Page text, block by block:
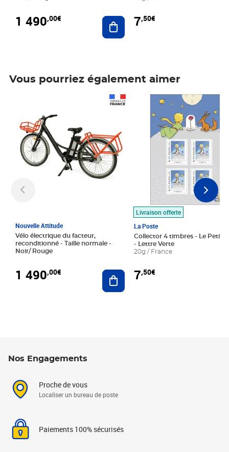
1 490,00€ Ajouter au panier
7,50€
Vous pourriez également aimer
Nouvelle Attitude
Vélo électrique du facteur,
reconditionné - Taille normale -
Noir/ Rouge
1 490,00€ Ajouter au panier
Livraison offerte
La Poste
Collector 4 timbres - Le Petit
- Lettre Verte
20g / France
7,50€
Prix 7,50€
Nos Engagements
Proche de vous
Localiser un bureau de poste
Paiements 100% sécurisés